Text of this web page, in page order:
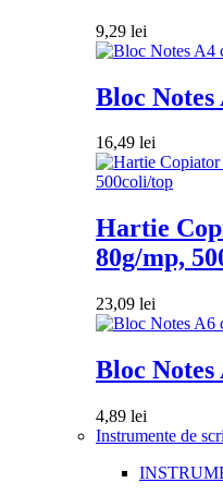
9,29 lei
Bloc
16,49 lei
Hartie
80g/mp,
23,09 lei
Bloc
4,89 lei
Instrumente de